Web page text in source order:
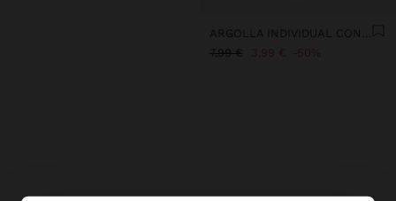
ARGOLLA INDIVIDUAL CON BASTÓN DE NAVIDAD - ACERO INOXIDABLE
7,99 € 3,99 € 50%